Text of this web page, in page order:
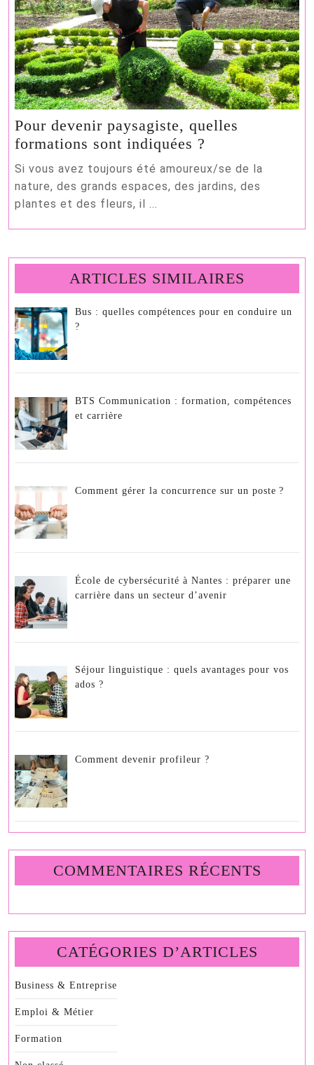
Pour devenir paysagiste, quelles
formations sont indiquées ?
devenir
paysagiste,
quelles
sont
?
Si vous avez toujours été amoureux/se de la
nature, des grands espaces, des jardins, des
plantes et des fleurs, il ...
ARTICLES SIMILAIRES
Bus : quelles compétences pour en conduire un
?
BTS Communication : formation, compétences
et carrière
Comment gérer la concurrence sur un poste ?
École de cybersécurité à Nantes : préparer une
carrière dans un secteur d’avenir
Séjour linguistique : quels avantages pour vos
ados ?
Comment devenir profileur ?
COMMENTAIRES RÉCENTS
CATÉGORIES D’ARTICLES
Business & Entreprise
Emploi & Métier
Formation